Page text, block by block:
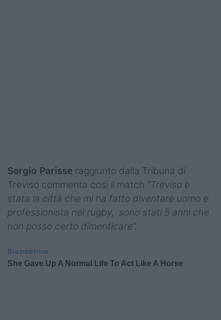
Sergio Parisse raggiunto dalla Tribuna di
Treviso commenta così il match “Treviso è
stata la città che mi ha fatto diventare uomo e
professionista nel rugby, sono stati 5 anni che
non posso certo dimenticare”.